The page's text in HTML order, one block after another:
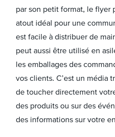
par son petit format, le flyer
atout idéal pour une
est facile à distribuer de
peut aussi être utilisé en
les emballages des
vos clients. C’est un média
de toucher directement
des produits ou sur des
des informations sur votre